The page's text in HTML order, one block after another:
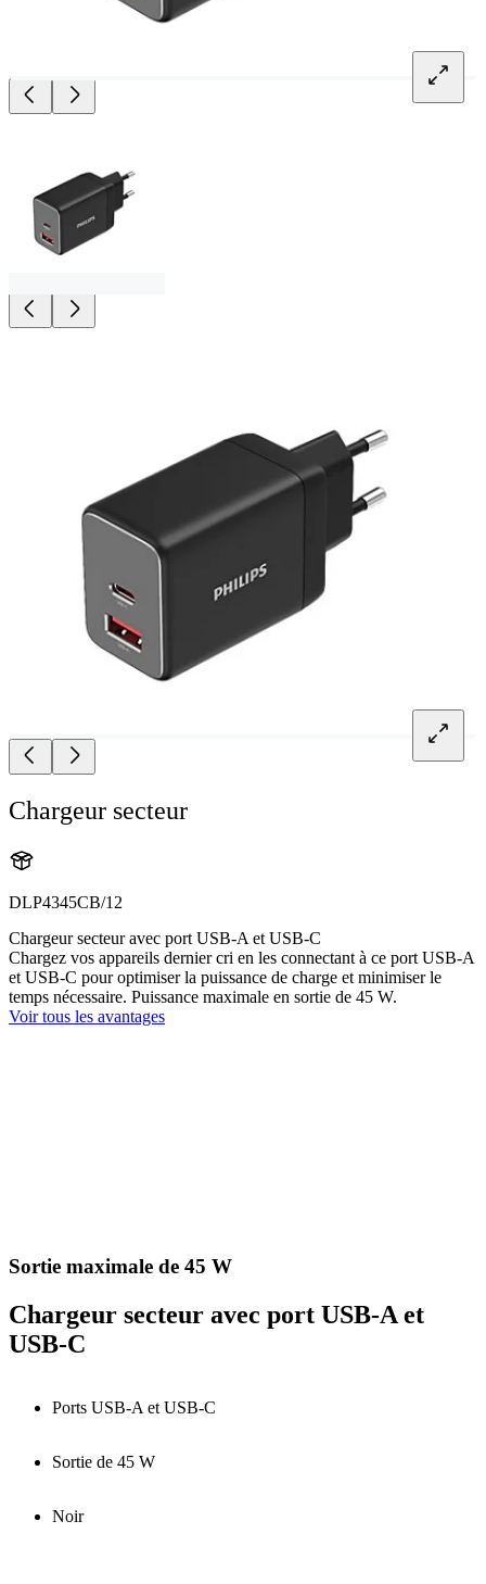
Chargeur secteur
DLP4345CB/12
Chargeur secteur avec port USB-A et USB-C
Chargez vos appareils dernier cri en les connectant à ce port USB-A
et USB-C pour optimiser la puissance de charge et minimiser le
temps nécessaire. Puissance maximale en sortie de 45 W.
Voir tous les avantages
Sortie maximale de 45 W
Chargeur secteur avec port USB-A et
USB-C
Ports USB-A et USB-C
Sortie de 45 W
Noir